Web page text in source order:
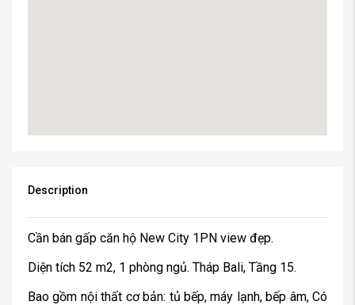
Description
Cần bán gấp căn hộ New City 1PN view đẹp.
Diện tích 52 m2, 1 phòng ngủ. Tháp Bali, Tầng 15.
Bao gồm nội thất cơ bản: tủ bếp, máy lạnh, bếp âm, Có